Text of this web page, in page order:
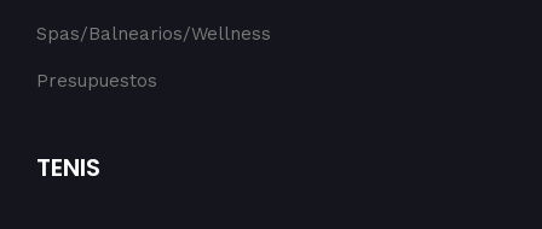
Spas/Balnearios/Wellness
Presupuestos
TENIS